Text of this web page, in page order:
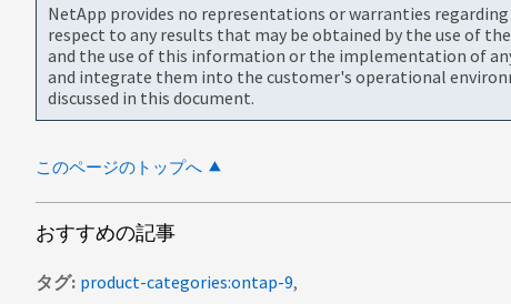
NetApp provides no representations or warranties
respect to any results that may be obtained by the use of
and the use of this information or the implementation of
and integrate them into the customer's operational
discussed in this document.
このページのトップへ
おすすめの記事
タグ product-categories:ontap-9